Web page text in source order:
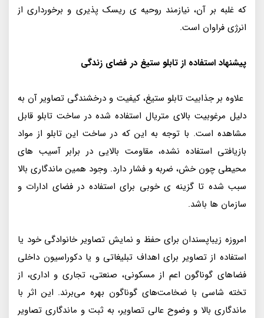
که غلبه بر آن، نیازمند روحیه ی ریسک پذیری و برخورداری از
انرژی فراوان است.
پیشنهاد استفاده از تابلو ستیغ در فضای زندگی
علاوه بر جذابیت تابلو ستیغ، کیفیت و درخشندگی تصاویر آن به
دلیل مرغوبیت بالای متریال استفاده شده در ساخت تابلو قابل
مشاهده است. با توجه به این که در ساخت این تابلو از مواد
بازیافتی استفاده نشده، مقاومت بالایی در برابر آسیب های
محیطی چون خش، ضربه و فشار دارد. وجود همین ماندگاری بالا
سبب شده تا گزینه ی خوبی برای استفاده در فضای ادارات و
سازمان ها باشد.
امروزه زیبا‌پسندان برای حفظ و نمایش تصاویر خانوادگی خود یا
استفاده از تصاویر برای اهداف تبلیغاتی و یا دکوراسیون داخلی
فضاهای گوناگون اعم از مسکونی، صنعتی، تجاری و اداری، از
تخته شاسی با ضخامت‌های گوناگون بهره می‌برند. این اثر با
ماندگاری بالا و وضوح عالی تصاویر، به ثبت و ماندگاری تصاویر